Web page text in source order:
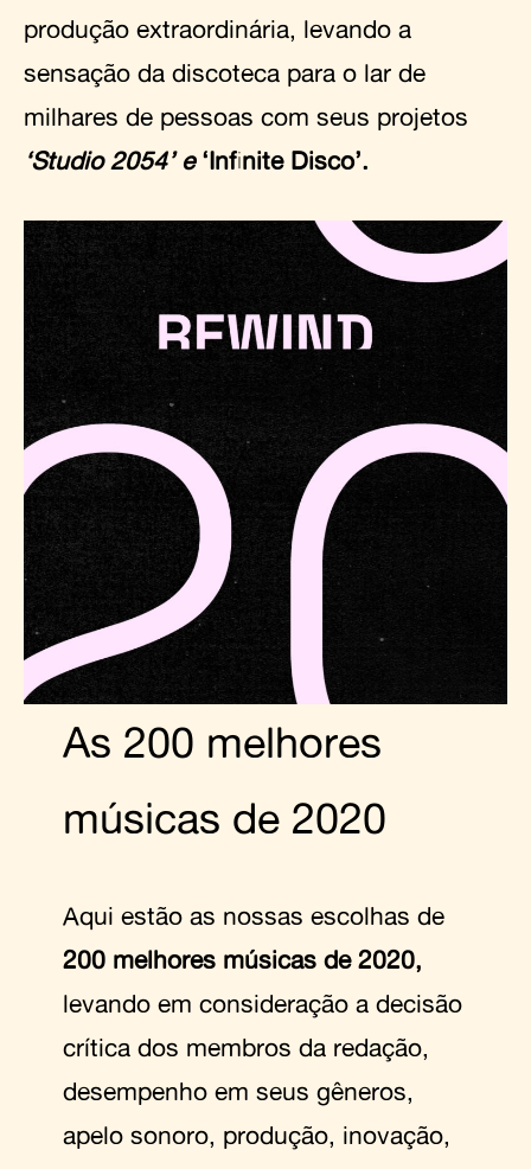
produção extraordinária, levando a
sensação da discoteca para o lar de
milhares de pessoas com seus projetos
‘Studio 2054’ e ‘Infinite Disco’.
As 200 melhores
músicas de 2020
Aqui estão as nossas escolhas de
200 melhores músicas de 2020,
levando em consideração a decisão
crítica dos membros da redação,
desempenho em seus gêneros,
apelo sonoro, produção, inovação,